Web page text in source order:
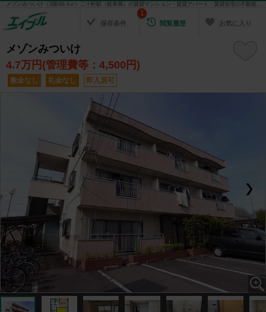
メゾンみついけ（3階/48.6㎡）二十軒駅（岐阜県）の賃貸マンション・賃貸アパート・賃貸住宅の不動産情報を検索！ 不動産賃貸の物件探しは、お部屋探しのエイブル
保存条件 閲覧履歴
1
お気に入り
メゾンみついけ
4.7万円(管理費等：4,500円)
敷金なし 礼金なし 即入居可